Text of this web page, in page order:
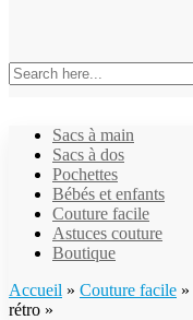
Sacs à main
Sacs à dos
Pochettes
Bébés et enfants
Couture facile
Astuces couture
Boutique
Accueil » Couture facile »
rétro »